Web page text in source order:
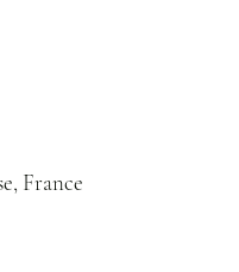
France